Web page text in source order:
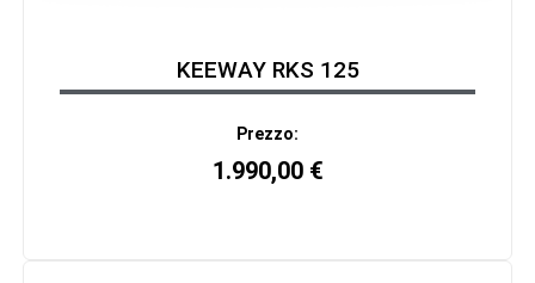
KEEWAY RKS 125
Prezzo:
1.990,00 €